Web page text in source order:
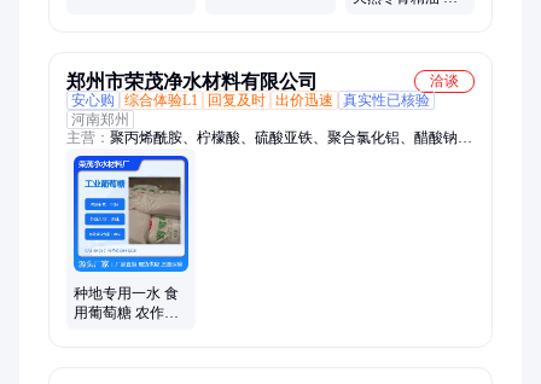
郑州市荣茂净水材料有限公司
洽谈
安心购
综合体验L1 回复及时 出价迅速
真实性已核验
河南郑州
主营： 聚丙烯酰胺、柠檬酸、硫酸亚铁、聚合氯化铝、醋酸钠、
食用葡萄糖、锰砂滤料、果壳滤料、金刚砂、纤维球、天然鹅卵
石、氯锭、海绵铁滤料、无烟煤滤料、活性氧化铝、蜂窝活性
炭、石英砂、椰壳活性炭、果壳活性炭、粉状活性炭、煤质柱状
活性炭、消泡剂、硫酸铜、氯化钙
种地专用一水 食
用葡萄糖 农作物